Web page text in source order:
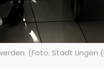
(Foto: Stadt Lingen